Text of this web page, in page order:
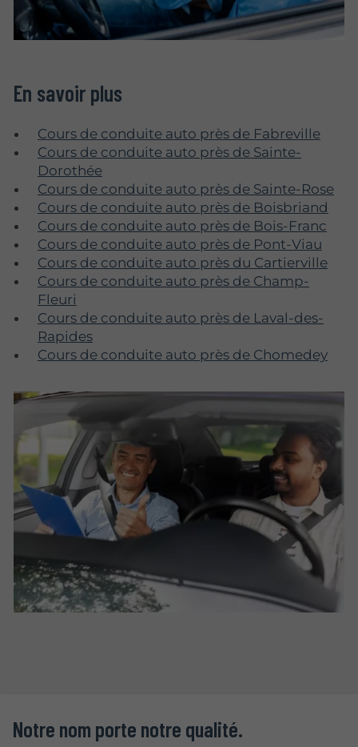
En savoir plus
Cours de conduite auto près de Fabreville
Cours de conduite auto près de Sainte-
Dorothée
Cours de conduite auto près de Sainte-Rose
Cours de conduite auto près de Boisbriand
Cours de conduite auto près de Bois-Franc
Cours de conduite auto près de Pont-Viau
Cours de conduite auto près du Cartierville
Cours de conduite auto près de Champ-
Fleuri
Cours de conduite auto près de Laval-des-
Rapides
Cours de conduite auto près de Chomedey
Notre nom porte notre qualité.